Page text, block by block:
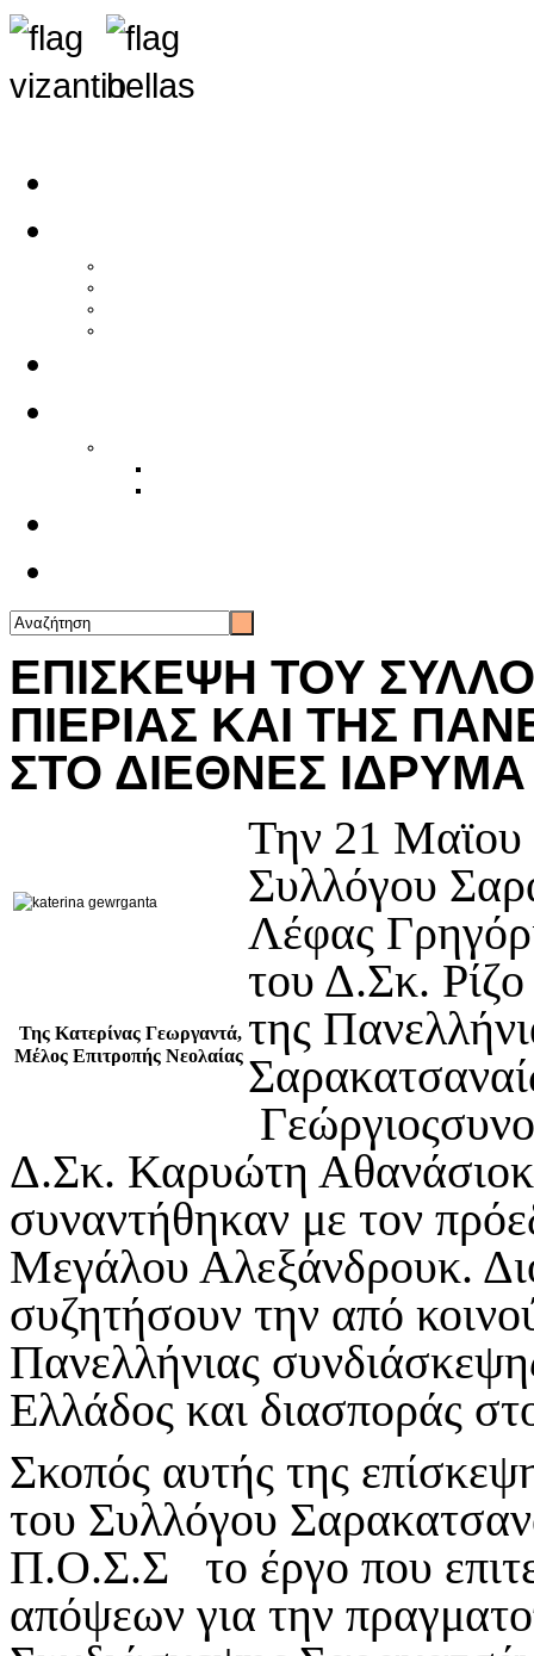
ΕΠΙΣΚΕΨΗ ΤΟΥ
ΠΙΕΡΙΑΣ ΚΑΙ ΤΗΣ
ΣΤΟ ΔΙΕΘΝΕΣ
Της Κατερίνας Γεωργαντά,
Μέλος Επιτροπής Νεολαίας
Την 21
Συλλόγου
Λέφας
του Δ.Σκ.
της
Δ.Σκ. Καρυώτη
συναντήθηκαν με τον
Μεγάλου Αλεξάνδρουκ.
συζητήσουν την από
Πανελλήνιας
Ελλάδος και διασποράς
Σκοπός αυτής της
του Συλλόγου
Π.Ο.Σ.Σ το έργο που
απόψεων για την